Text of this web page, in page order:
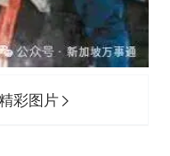
彩图片